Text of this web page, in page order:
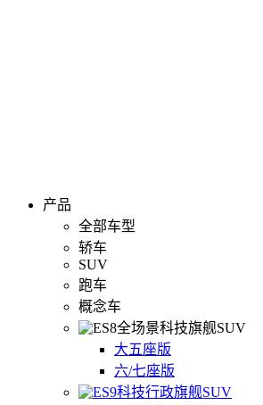
产品
全部车型
轿车
SUV
跑车
概念车
全场景科技旗舰SUV
大五座版
六/七座版
科技行政旗舰SUV